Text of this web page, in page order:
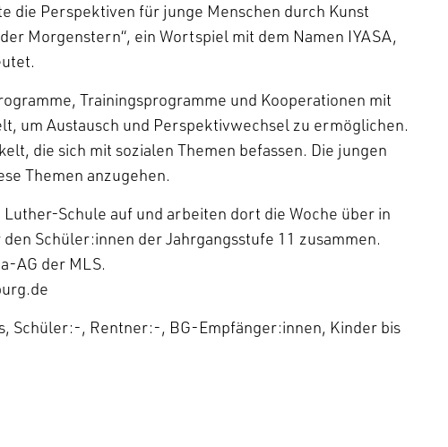
die Perspektiven für junge Menschen durch Kunst
Morgenstern“, ein Wortspiel mit dem Namen IYASA,
Trainingsprogramme und Kooperationen mit
um Austausch und Perspektivwechsel zu ermöglichen.
die sich mit sozialen Themen befassen. Die jungen
Themen anzugehen.
Schule auf und arbeiten dort die Woche über in
Schüler:innen der Jahrgangsstufe 11 zusammen.
AG der MLS.
Schüler:-, Rentner:-, BG-Empfänger:innen, Kinder bis